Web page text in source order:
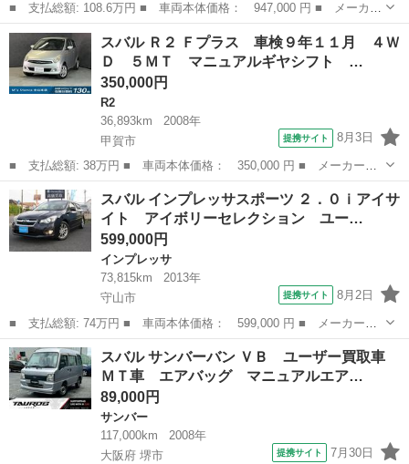
■ 支払総額: 108.6万円 ■ 車両本体価格： 947,000 円 ■ メーカー
名： スバル ■ 車種名： レヴォーグ ■ グレード名： １．６Ｓ
ＴＩスポーツアイサイト ４ＷＤ ターボ アイサイト ＳＴＩ 純
正１８イン...
滋賀 長浜市
スバル Ｒ２ Ｆプラス 車検９年１１月 ４Ｗ
Ｄ ５ＭＴ マニュアルギヤシフト …
350,000円
R2
36,893km
2008年
甲賀市
提携サイト 8月3日
■ 支払総額: 38万円 ■ 車両本体価格： 350,000 円 ■ メーカー
名： スバル ■ 車種名： Ｒ２ ■ グレード名： Ｆプラス 車検
９年１１月 ４ＷＤ ５ＭＴ マニュアルギヤシフト キー３個 ナ
ビ ＥＴＣ ＡＢ...
滋賀 甲賀市
スバル インプレッサスポーツ ２．０ｉアイサ
イト アイボリーセレクション ユー…
599,000円
インプレッサ
73,815km
2013年
守山市
提携サイト 8月2日
■ 支払総額: 74万円 ■ 車両本体価格： 599,000 円 ■ メーカー
名： スバル ■ 車種名： インプレッサスポーツ ■ グレード
名： ２．０ｉアイサイト アイボリーセレクション ユーザー買取
車！安心のアイサイト...
滋賀 守山市 インプレッサ
スバル サンバーバン ＶＢ ユーザー買取車
ＭＴ車 エアバッグ マニュアルエア…
89,000円
サンバー
117,000km
2008年
大阪府 堺市
提携サイト 7月30日